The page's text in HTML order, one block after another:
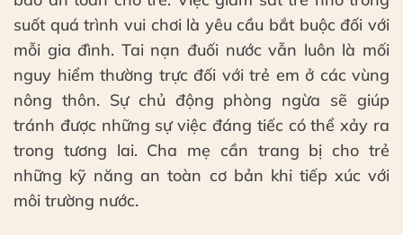
suốt quá trình vui chơi là yêu cầu bắt buộc đối với
mỗi gia đình. Tai nạn đuối nước vẫn luôn là mối
nguy hiểm thường trực đối với trẻ em ở các vùng
nông thôn. Sự chủ động phòng ngừa sẽ giúp
tránh được những sự việc đáng tiếc có thể xảy ra
trong tương lai. Cha mẹ cần trang bị cho trẻ
những kỹ năng an toàn cơ bản khi tiếp xúc với
môi trường nước.